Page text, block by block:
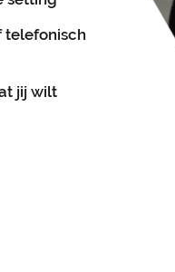
telefonisch
jij wilt